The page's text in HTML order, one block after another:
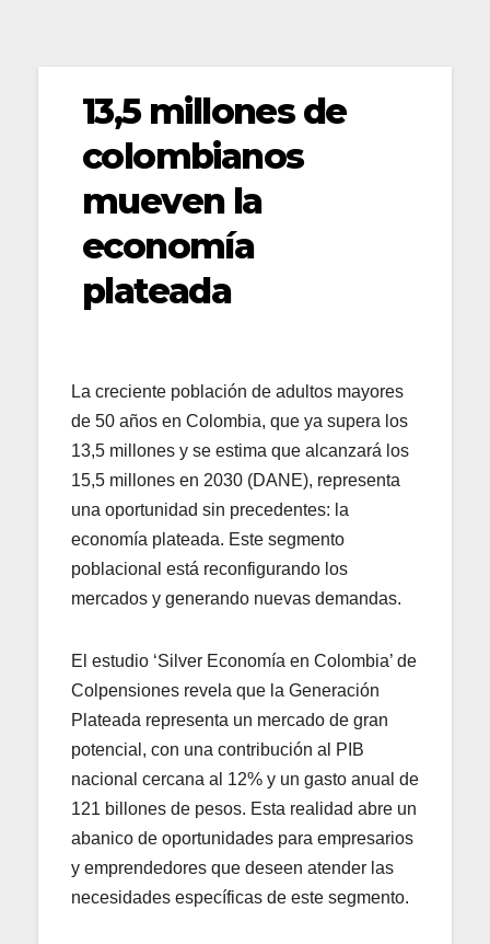
13,5 millones de
colombianos
mueven la
economía
plateada
La creciente población de adultos mayores
de 50 años en Colombia, que ya supera los
13,5 millones y se estima que alcanzará los
15,5 millones en 2030 (DANE), representa
una oportunidad sin precedentes: la
economía plateada. Este segmento
poblacional está reconfigurando los
mercados y generando nuevas demandas.
El estudio ‘Silver Economía en Colombia’ de
Colpensiones revela que la Generación
Plateada representa un mercado de gran
potencial, con una contribución al PIB
nacional cercana al 12% y un gasto anual de
121 billones de pesos. Esta realidad abre un
abanico de oportunidades para empresarios
y emprendedores que deseen atender las
necesidades específicas de este segmento.